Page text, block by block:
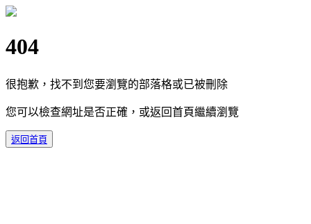
404
很抱歉，找不到您要瀏覽的部落格或已被刪除
您可以檢查網址是否正確，或返回首頁繼續瀏覽
返回首頁